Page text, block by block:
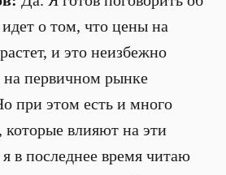
о том, что цены на
и это неизбежно
на первичном рынке
при этом есть и много
которые влияют на эти
в последнее время читаю